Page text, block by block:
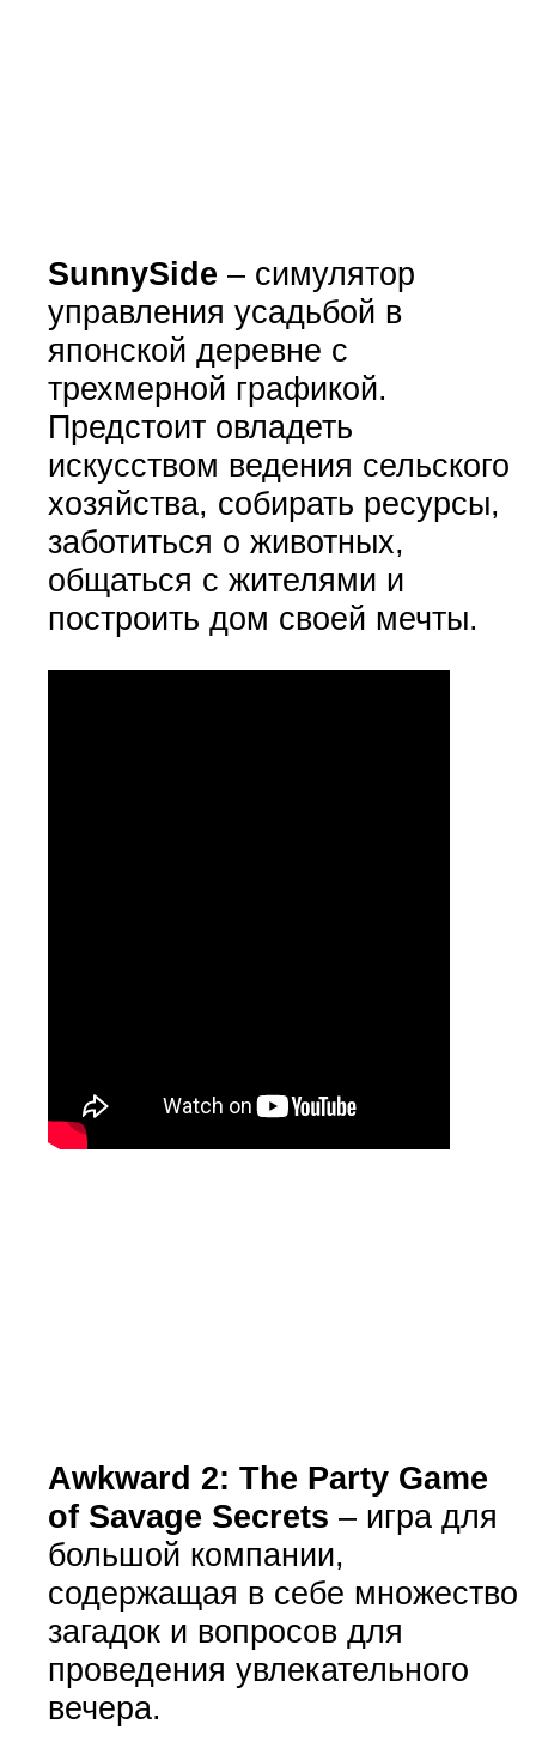
SunnySide – симулятор
управления усадьбой в
японской деревне с
трехмерной графикой.
Предстоит овладеть
искусством ведения сельского
хозяйства, собирать ресурсы,
заботиться о животных,
общаться с жителями и
построить дом своей мечты.
Awkward 2: The Party Game
of Savage Secrets – игра для
большой компании,
содержащая в себе множество
загадок и вопросов для
проведения увлекательного
вечера.